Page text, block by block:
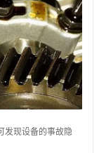
发现设备的事故隐